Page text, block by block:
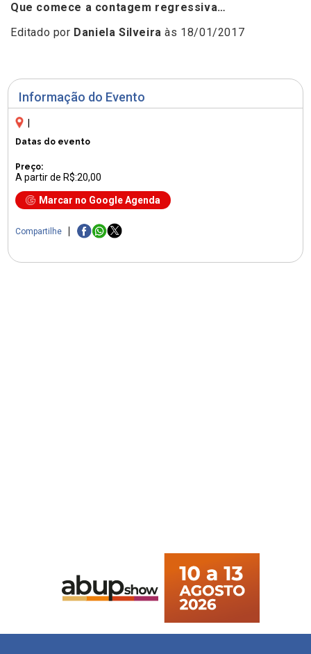
Informação do Evento
Datas do evento
Preço:
A partir de R$:20,00
Marcar no Google Agenda
Compartilhe
Que comece a contagem regressiva…
Editado por Daniela Silveira às 18/01/2017